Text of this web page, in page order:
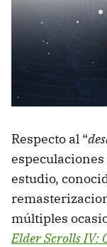
Respecto al “
estudio,
múltiples
Elder Scrolls IV: